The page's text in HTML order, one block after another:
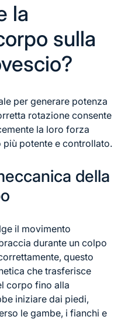
la
sulla
per generare potenza
rotazione consente
la loro forza
potente e controllato.
della
il movimento
durante un colpo
questo
che trasferisce
corpo fino alla
iniziare dai piedi,
le gambe, i fianchi e